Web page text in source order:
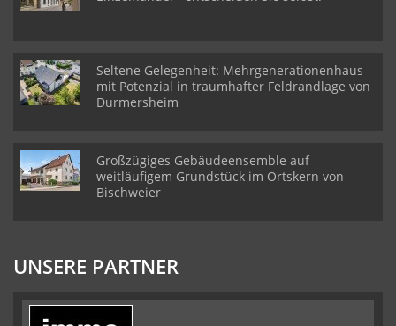
Seltene Gelegenheit: Mehrgenerationenhaus
mit Potenzial in traumhafter Feldrandlage von
Durmersheim
Großzügiges Gebäudeensemble auf
weitläufigem Grundstück im Ortskern von
Bischweier
UNSERE PARTNER